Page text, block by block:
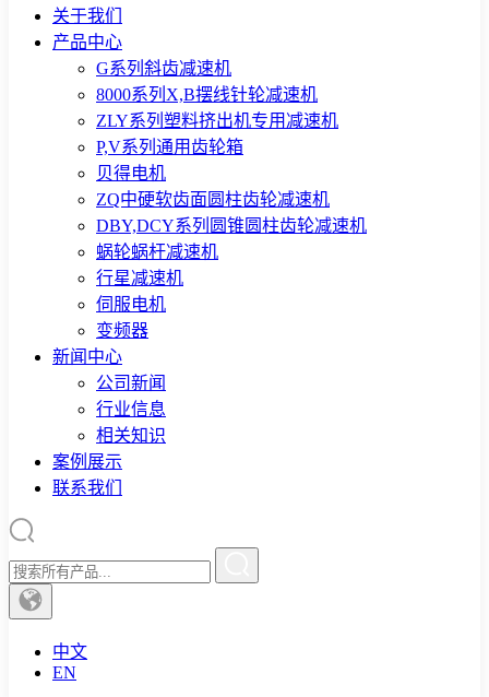
关于我们
产品中心
G系列斜齿减速机
8000系列X,B摆线针轮减速机
ZLY系列塑料挤出机专用减速机
P,V系列通用齿轮箱
贝得电机
ZQ中硬软齿面圆柱齿轮减速机
DBY,DCY系列圆锥圆柱齿轮减速机
蜗轮蜗杆减速机
行星减速机
伺服电机
变频器
新闻中心
公司新闻
行业信息
相关知识
案例展示
联系我们
中文
EN